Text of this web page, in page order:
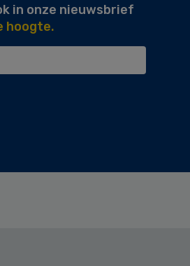
in onze nieuwsbrief
hoogte.